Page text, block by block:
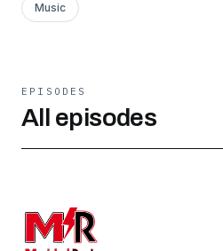
Music
EPISODES
All episodes